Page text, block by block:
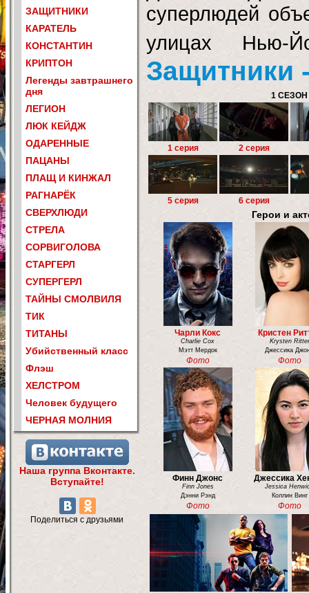
ЗАЩИТНИКИ
КАРАТЕЛЬ
КОНСТАНТИН
КРИПТОН
Легенды завтрашнего
дня
ЛЕГИОН
ЛЮК КЕЙДЖ
ОДАРЕННЫЕ
ПАЦАНЫ
ПЛАЩ И КИНЖАЛ
РАГНАРЁК
СВЕРХЛЮДИ
СТРЕЛА
СОРВИГОЛОВА
СТАРГЕРЛ
СУПЕРГЕРЛ
ТАЙНЫ СМОЛВИЛЯ
ТИК
ТИТАНЫ
Убийственный класс
Флэш
ХЕЛСТРОМ
Человек будущего
ЧЕРНАЯ МОЛНИЯ
Наша группа Вконтакте.
Вступайте!
Поделиться с друзьями
суперлюдей
улицах Нью-
Защитники -
1 СЕЗОН
1 серия 2 серия
5 серия 6 серия
Герои и
Чарли Кокс
Charlie Cox
Кристен
Krysten Ritter
Мэтт Мердок
Джессика
Фото Фото
Финн Джонс
Finn Jones
Джессика
Jessica
Дэнни Рэнд
Коллин Винг
Фото Фото